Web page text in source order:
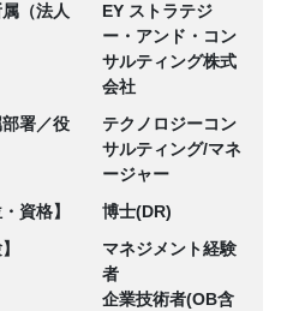
属（法人
EY ストラテジ
ー・アンド・コン
サルティング株式
会社
部署／役
テクノロジーコン
サルティング/マネ
ージャー
資格】
博士(DR)
マネジメント経験
者
企業技術者(OB含